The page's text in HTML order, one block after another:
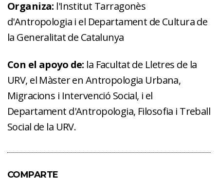
Organiza: l'Institut Tarragonès
d'Antropologia i el Departament de Cultura de
la Generalitat de Catalunya
Con el apoyo de: la Facultat de Lletres de la
URV, el Màster en Antropologia Urbana,
Migracions i Intervenció Social, i el
Departament d'Antropologia, Filosofia i Treball
Social de la URV.
COMPARTE